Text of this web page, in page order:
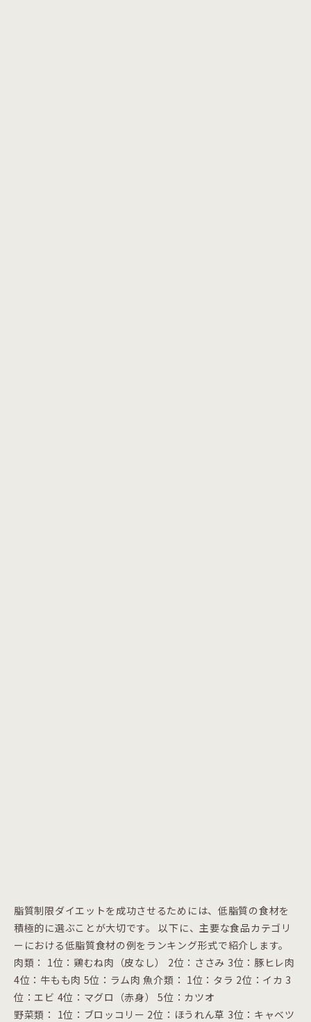
脂質制限ダイエットを成功させるためには、低脂質の食材を
積極的に選ぶことが大切です。 以下に、主要な食品カテゴリ
ーにおける低脂質食材の例をランキング形式で紹介します。
肉類： 1位：鶏むね肉（皮なし） 2位：ささみ 3位：豚ヒレ肉
4位：牛もも肉 5位：ラム肉 魚介類： 1位：タラ 2位：イカ 3
位：エビ 4位：マグロ（赤身） 5位：カツオ
野菜類： 1位：ブロッコリー 2位：ほうれん草 3位：キャベツ